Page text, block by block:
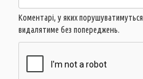
Коментарі, у яких порушуватимуться
видалятиме без попереджень.